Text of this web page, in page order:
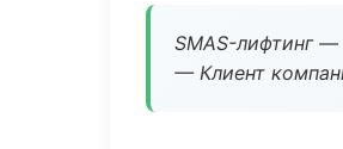
SMAS-лифтинг —
— Клиент